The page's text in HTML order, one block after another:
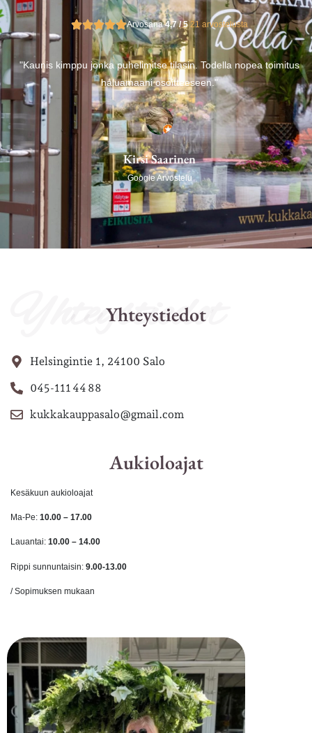
Arvosana4,7 / 521 arvostelusta
Kirsi Saarinen
Google Arvostelu
"Kaunis kimppu jonka puhelimitse tilasin. Todella nopea toimitus
haluamaani osoitteeseen."
Yhteystiedot
Helsingintie 1, 24100 Salo
045-111 44 88
kukkakauppasalo@gmail.com
Aukioloajat
Yhteystiedot
Kesäkuun aukioloajat
Ma-Pe: 10.00 – 17.00
Lauantai: 10.00 – 14.00
Rippi sunnuntaisin: 9.00-13.00
/ Sopimuksen mukaan